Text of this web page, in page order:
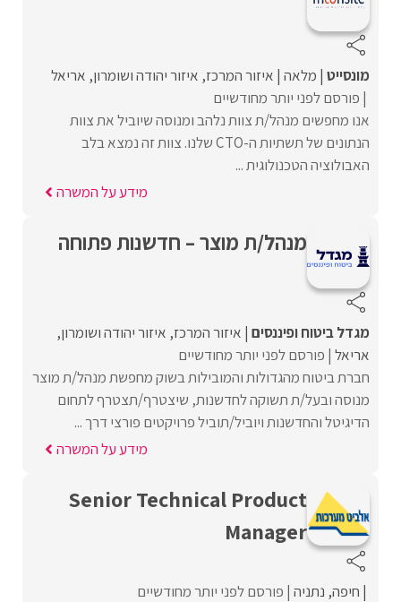
מונסייט מלאה איזור המרכז איזור יהודה ושומרון אריאל
פורסם לפני יותר מחודשיים
אנו מחפשים מנהל/ת צוות נלהב ומנוסה שיוביל את צוות
הנתונים של תשתיות ה-CTO שלנו. צוות זה נמצא בלב
האבולוציה הטכנולוגית ...
מידע על המשרה
מנהל/ת מוצר – חדשנות פתוחה
מגדל ביטוח ופיננסים איזור המרכז איזור יהודה ושומרון
אריאל פורסם לפני יותר מחודשיים
חברת ביטוח מהגדולות והמובילות בשוק מחפשת מנהל/ת מוצר
מנוסה ובעל/ת תשוקה לחדשנות, שיצטרף/תצטרף לתחום
הדיגיטל והחדשנות ויוביל/תוביל פרויקטים פורצי דרך ...
מידע על המשרה
Senior Technical Product
Manager
חיפה נתניה פורסם לפני יותר מחודשיים